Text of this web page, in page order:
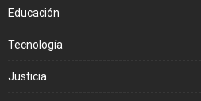
Educación
Tecnología
Justicia